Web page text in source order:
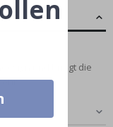
und bringt die